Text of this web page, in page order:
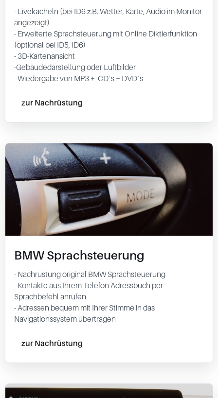
- Livekacheln (bei ID6 z.B. Wetter, Karte, Audio im Monitor
angezeigt)
- Erweiterte Sprachsteuerung mit Online Diktierfunktion
(optional bei ID5, ID6)
- 3D-Kartenansicht
-Gebäudedarstellung oder Luftbilder
- Wiedergabe von MP3 + CD´s + DVD´s
zur Nachrüstung
BMW Sprachsteuerung
- Nachrüstung original BMW Sprachsteuerung
- Kontakte aus Ihrem Telefon Adressbuch per
Sprachbefehl anrufen
- Adressen bequem mit Ihrer Stimme in das
Navigationssystem übertragen
zur Nachrüstung